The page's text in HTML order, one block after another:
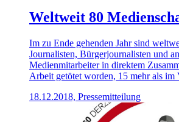
Weltweit 80
Im zu Ende gehenden Jahr sind
Journalisten, Bürgerjournalisten und
Medienmitarbeiter in direktem
Arbeit getötet worden, 15 mehr als im
18.12.2018, Pressemitteilung